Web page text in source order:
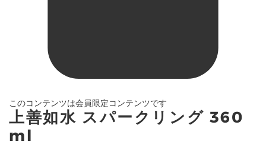
このコンテンツは会員限定コンテンツです
上善如水 スパークリング 360
ml